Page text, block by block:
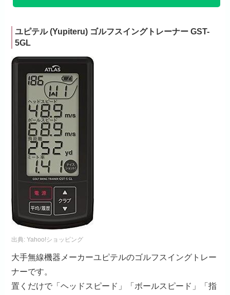
ユピテル (Yupiteru) ゴルフスイングトレーナー GST-
5GL
出典:Yahoo!ショッピング
大手無線機器メーカーユピテルのゴルフスイングトレー
ナーです。
置くだけで「ヘッドスピード」「ボールスピード」「指